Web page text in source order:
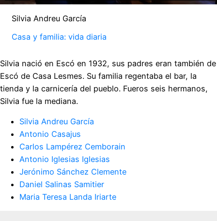
Silvia Andreu García
Casa y familia: vida diaria
Silvia nació en Escó en 1932, sus padres eran también de
Escó de Casa Lesmes. Su familia regentaba el bar, la
tienda y la carnicería del pueblo. Fueros seis hermanos,
Silvia fue la mediana.
Silvia Andreu García
Antonio Casajus
Carlos Lampérez Cemborain
Antonio Iglesias Iglesias
Jerónimo Sánchez Clemente
Daniel Salinas Samitier
Maria Teresa Landa Iriarte